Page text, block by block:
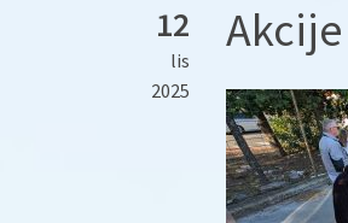
12
lis
2025